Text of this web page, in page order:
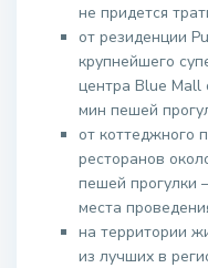
не придется
от резиденции
крупнейшего
центра Blue Mall
мин пешей
от коттеджного
ресторанов
пешей прогулки
места
на территории
из лучших в